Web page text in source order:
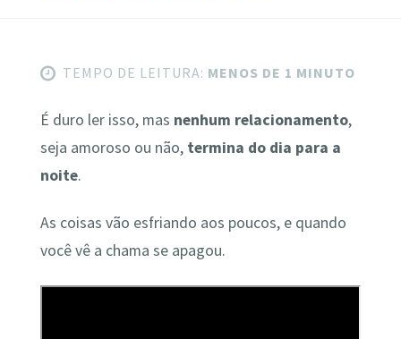
TEMPO DE LEITURA: MENOS DE 1 MINUTO
É duro ler isso, mas nenhum relacionamento,
seja amoroso ou não, termina do dia para a
noite.
As coisas vão esfriando aos poucos, e quando
você vê a chama se apagou.